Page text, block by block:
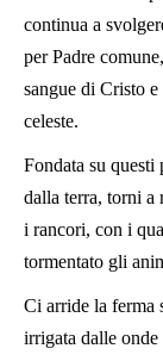
continua a
per Padre
sangue di Cristo e
celeste.
Fondata su
dalla terra, torni a
i rancori, con i
tormentato gli
Ci arride la ferma
irrigata dalle onde